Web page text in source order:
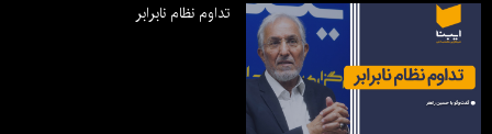
تداوم نظام نابرابر